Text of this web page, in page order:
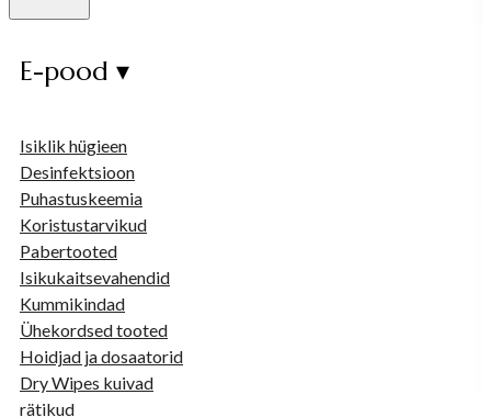
E-pood ▾
Isiklik hügieen
Desinfektsioon
Puhastuskeemia
Koristustarvikud
Pabertooted
Isikukaitsevahendid
Kummikindad
Ühekordsed tooted
Hoidjad ja dosaatorid
Dry Wipes kuivad
rätikud